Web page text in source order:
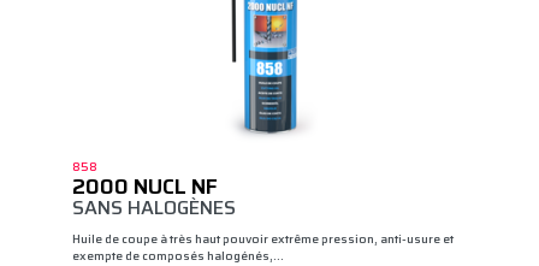
858
2000 NUCL NF
SANS HALOGÈNES
Huile de coupe à très haut pouvoir extrême pression, anti-usure et
exempte de composés halogénés,…